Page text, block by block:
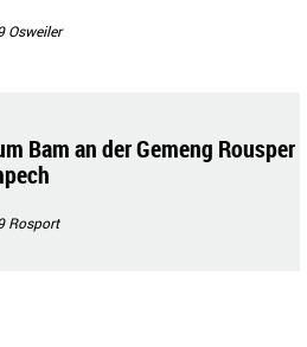
Osweiler
Bam an der Gemeng Rousper
Rosport